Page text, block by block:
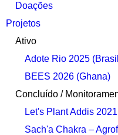
Doações
Projetos
Ativo
Adote Rio 2025
BEES 2026 (Ghana)
Concluído /
Let's Plant Addis
Sach'a Chakra –